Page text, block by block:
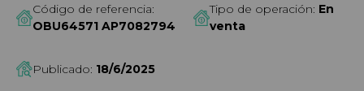
Código de referencia:
OBU64571 AP7082794
Tipo de operación: En
venta
Publicado: 18/6/2025